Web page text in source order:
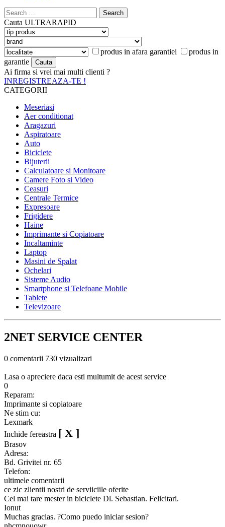
Search
for:
Cauta ULTRARAPID
produs in afara garantiei
produs in
garantie
Ai firma si vrei mai multi clienti ?
INREGISTREAZA-TE !
CATEGORII
Meseriasi
Aer conditionat
Aragazuri
Aspiratoare
Auto
Biciclete
Bijuterii
Calculatoare si Monitoare
Camere Foto si Video
Ceasuri
Centrale Termice
Expresoare
Frigidere
Haine
Imprimante si Copiatoare
Incaltaminte
Laptop
Masini de Spalat
Ochelari
Sisteme Audio
Smartphone si Telefoane Mobile
Tablete
Televizoare
2NET SERVICE CENTER
0 comentarii 730 vizualizari
Lasa o apreciere daca esti multumit de acest service
0
Reparam:
Imprimante si copiatoare
Ne stim cu:
Lexmark
Inchide fereastra [ X ]
Brasov
Adresa:
Bd. Grivitei nr. 65
Telefon:
ultimele comentarii
ce zic zlientii nostri de serviiciile oferite
Cel mai tare mester in biciclete Dl. Sebastian. Felicitari.
Ionut
Muchas gracias. ?Como puedo iniciar sesion?